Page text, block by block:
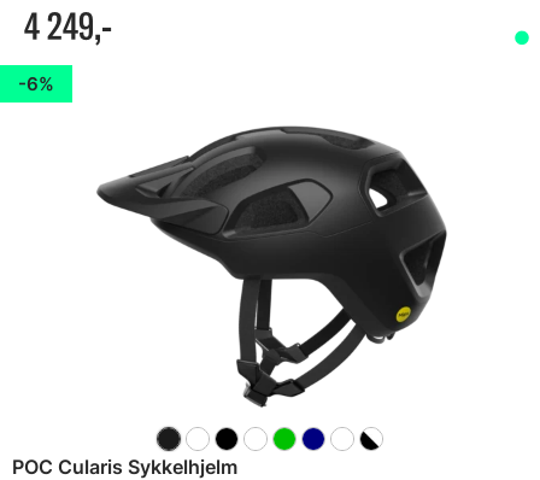
4 249,-
6%
POC Cularis Sykkelhjelm